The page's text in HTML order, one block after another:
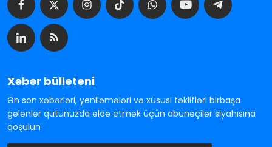
Xəbər bülleteni
Ən son xəbərləri, yeniləmələri və xüsusi təklifləri birbaşa
gələnlər qutunuzda əldə etmək üçün abunəçilər siyahısına
qoşulun